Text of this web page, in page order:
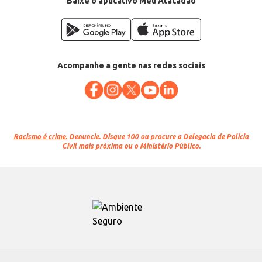
Acompanhe a gente nas redes sociais
Racismo é crime. Denuncie. Disque 100 ou procure a Delegacia de Polícia
Civil mais próxima ou o Ministério Público.